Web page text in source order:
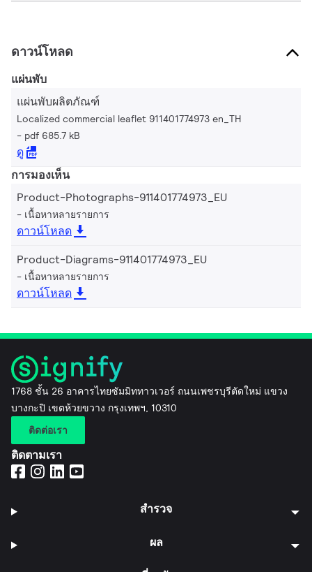
ดาวน์โหลด
แผ่นพับ
แผ่นพับผลิตภัณฑ์
Localized commercial leaflet 911401774973 en_TH
pdf 685.7 kB
ดู
การมองเห็น
Product-Photographs-911401774973_EU
เนื้อหาหลายรายการ
ดาวน์โหลด
Product-Diagrams-911401774973_EU
เนื้อหาหลายรายการ
ดาวน์โหลด
1768 ชั้น 26 อาคารไทยซัมมิททาวเวอร์ ถนนเพชรบุรีตัดใหม่ แขวง
บางกะปิ เขตห้วยขวาง กรุงเทพฯ, 10310
ติดต่อเรา
ติดตามเรา
สำรวจ
ผล